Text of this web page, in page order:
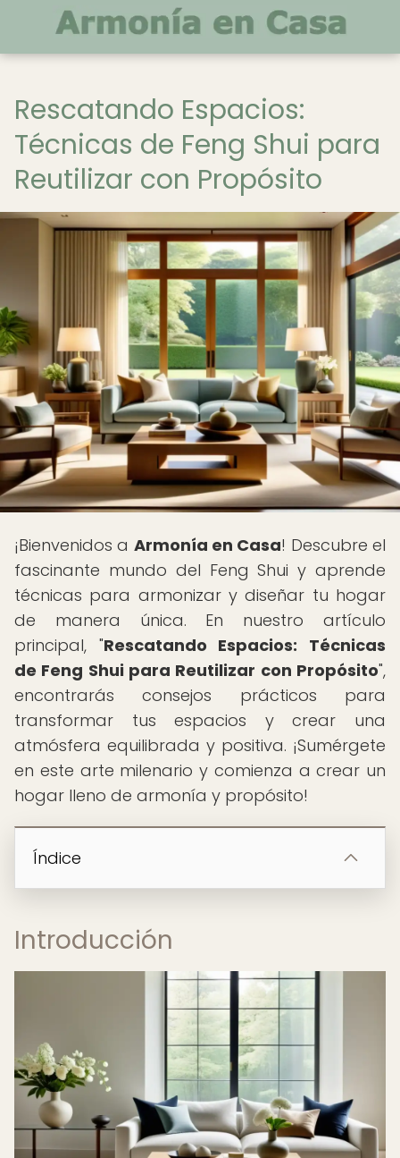
Rescatando Espacios:
Técnicas de Feng Shui para
Reutilizar con Propósito
¡Bienvenidos a Armonía en Casa! Descubre el
fascinante mundo del Feng Shui y aprende
técnicas para armonizar y diseñar tu hogar
de manera única. En nuestro artículo
principal, "Rescatando Espacios: Técnicas
de Feng Shui para Reutilizar con Propósito",
encontrarás consejos prácticos para
transformar tus espacios y crear una
atmósfera equilibrada y positiva. ¡Sumérgete
en este arte milenario y comienza a crear un
hogar lleno de armonía y propósito!
Índice
Introducción